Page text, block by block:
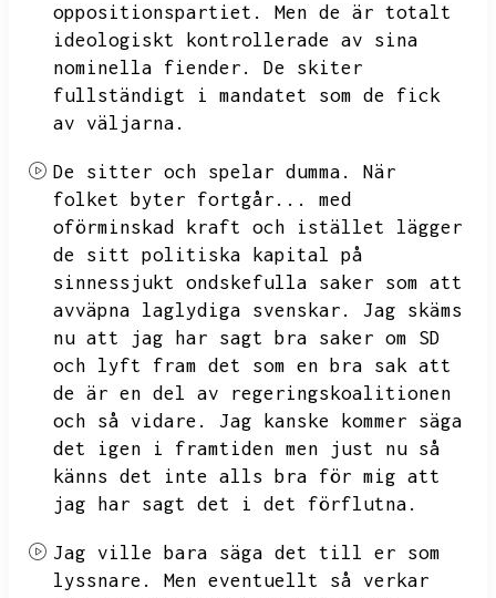
oppositionspartiet.
Men de är totalt
ideologiskt kontrollerade av sina
nominella fiender.
De skiter
fullständigt i mandatet som de fick
av väljarna.
De sitter och spelar dumma.
När
folket byter fortgår...
med
oförminskad kraft och istället lägger
de sitt politiska kapital på
sinnessjukt ondskefulla saker som att
avväpna laglydiga svenskar.
Jag skäms
nu att jag har sagt bra saker om SD
och lyft fram det som en bra sak att
de är en del av regeringskoalitionen
och så vidare.
Jag kanske kommer säga
det igen i framtiden men just nu så
känns det inte alls bra för mig att
jag har sagt det i det förflutna.
Jag ville bara säga det till er som
lyssnare.
Men eventuellt så verkar